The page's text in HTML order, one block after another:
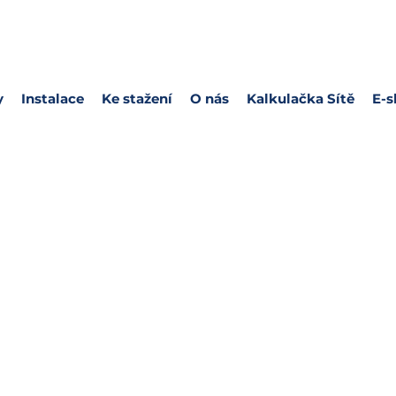
Instalace Ke stažení O nás Kalkulačka Sítě E-